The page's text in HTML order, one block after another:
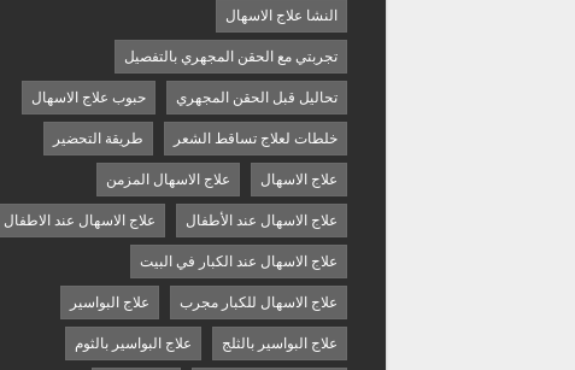
النشا علاج الاسهال
تجربتي مع الحقن المجهري بالتفصيل
تحاليل قبل الحقن المجهري حبوب علاج الاسهال
خلطات لعلاج تساقط الشعر طريقة التحضير
علاج الاسهال علاج الاسهال المزمن
علاج الاسهال عند الأطفال علاج الاسهال عند الاطفال
علاج الاسهال عند الكبار في البيت
علاج الاسهال للكبار مجرب علاج البواسير
علاج البواسير بالثلج علاج البواسير بالثوم